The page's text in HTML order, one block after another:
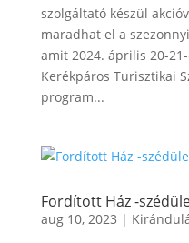
szolgáltató készül
maradhat el a
amit 2024. április 20-
Kerékpáros Turisztikai
program...
Fordított Ház -
aug 10, 2023 |